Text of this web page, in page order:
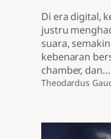
Di era digital,
justru
suara,
kebenaran
chamber, dan…
Theodardus